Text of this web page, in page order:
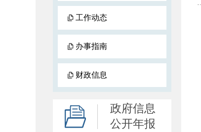
工作动态
办事指南
财政信息
政府信息
公开年报